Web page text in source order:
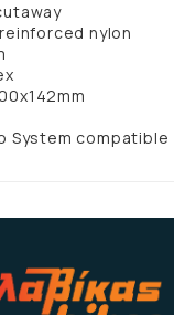
nylon
System compatible